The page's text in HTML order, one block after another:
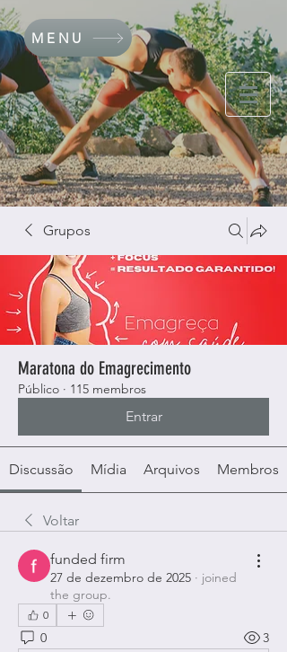
MENU
Grupos
Maratona do Emagrecimento
Público · 115 membros
Entrar
Discussão Mídia Arquivos Membros
Voltar
funded firm
27 de dezembro de 2025 · joined
the group.
0
0 3